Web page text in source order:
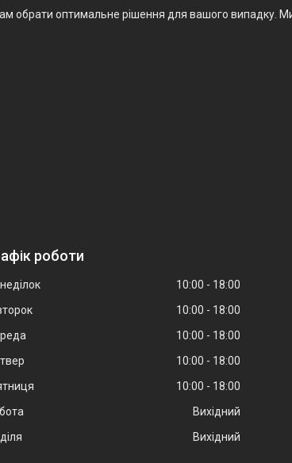
обрати оптимальне рішення для вашого випадку.
роботи
10:00
18:00
10:00
18:00
10:00
18:00
10:00
18:00
10:00
18:00
Вихідний
Вихідний